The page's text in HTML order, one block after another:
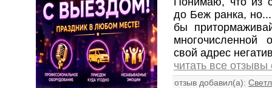
до Беж ранка,
бы
многочисленной
свой адрес
читать все
отзыв добавил(а):